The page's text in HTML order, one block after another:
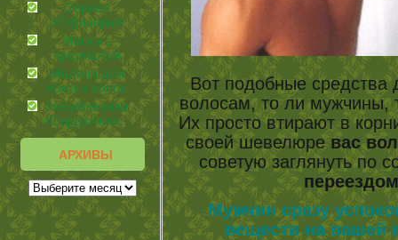
Сериал
«Офицеры»
Маски с
крахмалом
Малина для
кожи и волос
Незабвенная
«Сердючка»…
АРХИВЫ
Вот подобные средства
волосам, то ли мужчины,
Их просто втирают в
своей шевелюревас
советую заглянуть по
Мужчин сразу
веществ на вашей